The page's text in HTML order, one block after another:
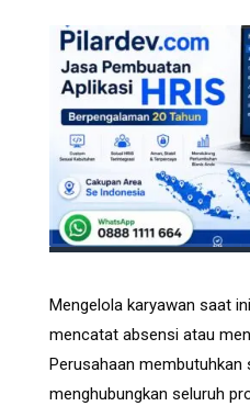
Mengelola karyawan saat
mencatat absensi atau
Perusahaan membutuhkan
menghubungkan seluruh